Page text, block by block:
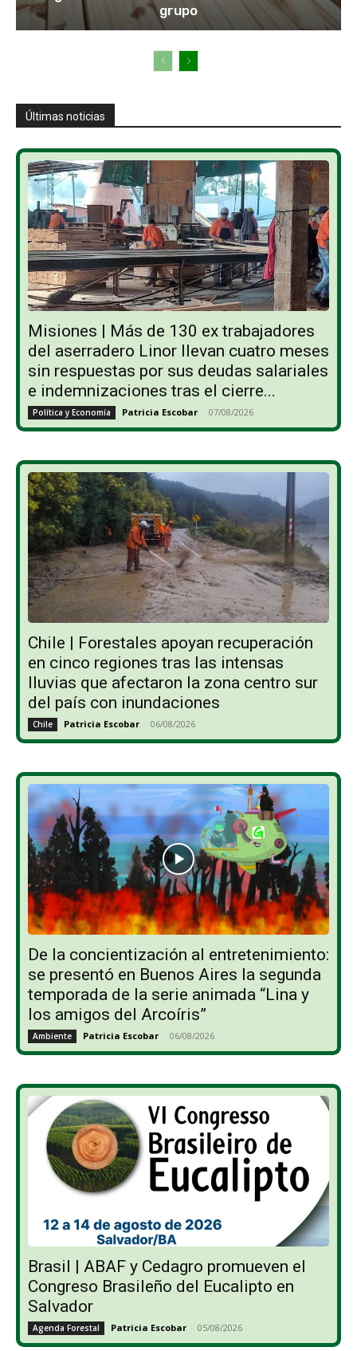
grupo
Últimas noticias
Misiones | Más de 130 ex trabajadores
del aserradero Linor llevan cuatro meses
sin respuestas por sus deudas salariales
e indemnizaciones tras el cierre...
Política y Economía Patricia Escobar - 07/08/2026
Chile | Forestales apoyan recuperación
en cinco regiones tras las intensas
lluvias que afectaron la zona centro sur
del país con inundaciones
Chile Patricia Escobar - 06/08/2026
De la concientización al entretenimiento:
se presentó en Buenos Aires la segunda
temporada de la serie animada “Lina y
los amigos del Arcoíris”
Ambiente Patricia Escobar - 06/08/2026
Brasil | ABAF y Cedagro promueven el
Congreso Brasileño del Eucalipto en
Salvador
Agenda Forestal Patricia Escobar - 05/08/2026